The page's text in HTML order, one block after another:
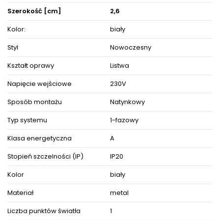
szynowych.
Producentem prezentowanego modelu jest Ideus.
Nie zwlekaj dłużej i wybierz gwarancję jakości w =mlamp.pl=.
Produkt posiada certyfikaty zgodności i objęty jest gwarancją
producenta.
Zestaw zawiera instrukcję obsługi oraz elementy niezbędne do
złożenia sprzętu.
ZOBACZ PODOBNE PRODUKTY W KATEGORIACH
Szerokość [cm]
2,6
Kolor:
biały
Styl
Nowoczesny
Kształt oprawy
Listwa
Napięcie wejściowe
230V
Sposób montażu
Natynkowy
Typ systemu
1-fazowy
Klasa energetyczna
A
Stopień szczelności (IP)
IP20
Kolor
biały
Materiał
metal
Liczba punktów światła
1